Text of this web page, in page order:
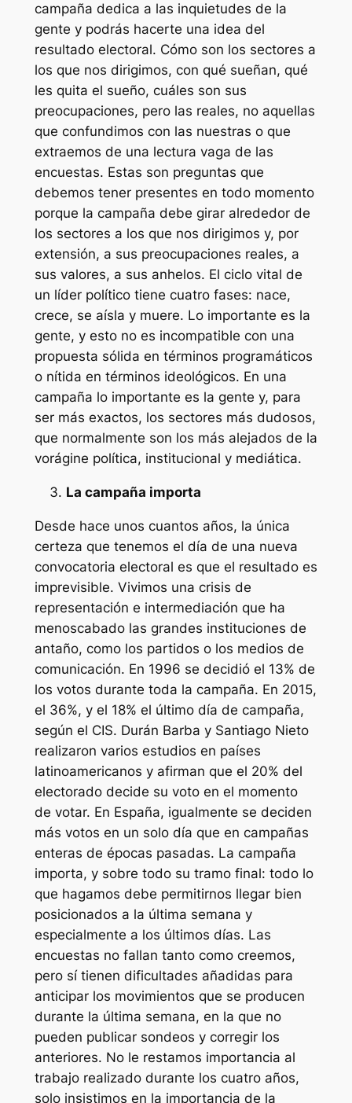
campaña dedica a las inquietudes de la
gente y podrás hacerte una idea del
resultado electoral. Cómo son los sectores a
los que nos dirigimos, con qué sueñan, qué
les quita el sueño, cuáles son sus
preocupaciones, pero las reales, no aquellas
que confundimos con las nuestras o que
extraemos de una lectura vaga de las
encuestas. Estas son preguntas que
debemos tener presentes en todo momento
porque la campaña debe girar alrededor de
los sectores a los que nos dirigimos y, por
extensión, a sus preocupaciones reales, a
sus valores, a sus anhelos. El ciclo vital de
un líder político tiene cuatro fases: nace,
crece, se aísla y muere. Lo importante es la
gente, y esto no es incompatible con una
propuesta sólida en términos programáticos
o nítida en términos ideológicos. En una
campaña lo importante es la gente y, para
ser más exactos, los sectores más dudosos,
que normalmente son los más alejados de la
vorágine política, institucional y mediática.
La campaña importa
Desde hace unos cuantos años, la única
certeza que tenemos el día de una nueva
convocatoria electoral es que el resultado es
imprevisible. Vivimos una crisis de
representación e intermediación que ha
menoscabado las grandes instituciones de
antaño, como los partidos o los medios de
comunicación. En 1996 se decidió el 13% de
los votos durante toda la campaña. En 2015,
el 36%, y el 18% el último día de campaña,
según el CIS. Durán Barba y Santiago Nieto
realizaron varios estudios en países
latinoamericanos y afirman que el 20% del
electorado decide su voto en el momento
de votar. En España, igualmente se deciden
más votos en un solo día que en campañas
enteras de épocas pasadas. La campaña
importa, y sobre todo su tramo final: todo lo
que hagamos debe permitirnos llegar bien
posicionados a la última semana y
especialmente a los últimos días. Las
encuestas no fallan tanto como creemos,
pero sí tienen dificultades añadidas para
anticipar los movimientos que se producen
durante la última semana, en la que no
pueden publicar sondeos y corregir los
anteriores. No le restamos importancia al
trabajo realizado durante los cuatro años,
solo insistimos en la importancia de la